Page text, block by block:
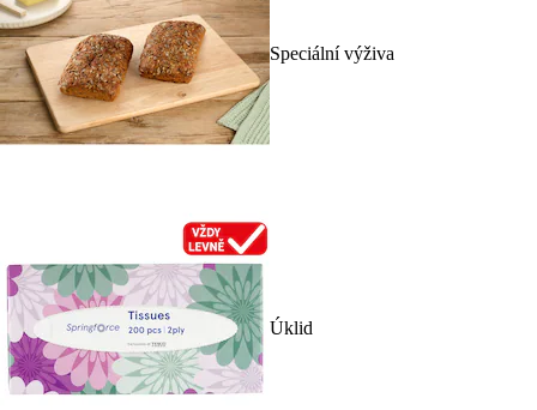
Speciální výživa
Úklid